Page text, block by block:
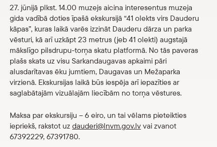
Par mums Parādīt
Skolām
Veikals
eMuzejs
Lasi viegli
27. jūnijā plkst. 14.00 muzejs aicina interesentus muzeja
gida vadībā doties īpašā ekskursijā “41 olekts virs Dauderu
kāpas”, kuras laikā varēs izzināt Dauderu dārza un parka
vēsturi, kā arī uzkāpt 23 metrus (jeb 41 olekti) augstajā
mākslīgo pilsdrupu-torņa skatu platformā. No tās paveras
plašs skats uz visu Sarkandaugavas apkaimi pāri
alusdarītavas ēku jumtiem, Daugavas un Mežaparka
virzienā. Ekskursijas laikā būs iespēja arī iepazīties ar
saglabātajām vizuālajām liecībām no torņa vēstures.
Maksa par ekskursiju – 6 eiro, un tai vēlams pieteikties
iepriekš, rakstot uz dauderi@lnvm.gov.lv vai zvanot
67392229, 67391780.